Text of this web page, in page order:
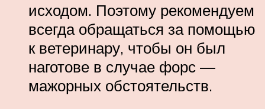
исходом. Поэтому рекомендуем
всегда обращаться за помощью
к ветеринару, чтобы он был
наготове в случае форс —
мажорных обстоятельств.